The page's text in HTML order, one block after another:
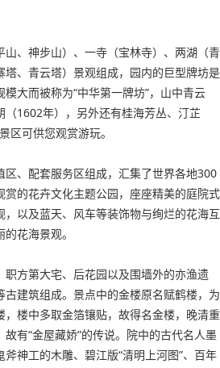
、神步山）、一寺（宝林寺）、两湖（青
、青云塔）景观组成，园内的巨型牌坊是
大而被称为“中华第一牌坊”，山中青云
（1602年），另外还有桂海芳丛、汀芷
区可供您观赏游玩。
区、配套服务区组成，汇集了世界各地300
赏的花卉文化主题公园，座座精美的庭院式
以及蓝天、风车等装饰物与绚烂的花海互
花海景观。
方第大宅、后花园以及围墙外的亦渔遗
建筑组成。景点中的金楼原名赋鹤楼，为
楼中多取金箔镶贴，故得名金楼，晚清重
有“金屋藏娇”的传说。院中的古代名人墨
神工的木雕、碧江版“清明上河图”、百年